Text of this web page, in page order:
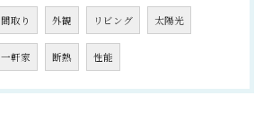
間取り 外観 リビング 太陽光
一軒家 断熱 性能